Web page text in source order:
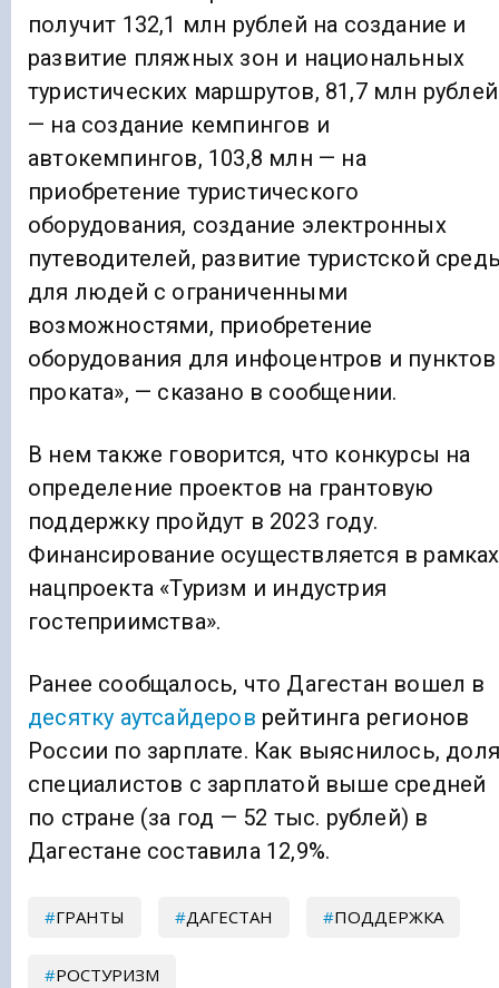
получит 132,1 млн рублей на создание и
развитие пляжных зон и национальных
туристических маршрутов, 81,7 млн рублей
— на создание кемпингов и
автокемпингов, 103,8 млн — на
приобретение туристического
оборудования, создание электронных
путеводителей, развитие туристской
для людей с ограниченными
возможностями, приобретение
оборудования для инфоцентров и пунктов
проката», — сказано в сообщении.
В нем также говорится, что конкурсы на
определение проектов на грантовую
поддержку пройдут в 2023 году.
Финансирование осуществляется в рамках
нацпроекта «Туризм и индустрия
гостеприимства».
Ранее сообщалось, что Дагестан вошел в
десятку аутсайдеров рейтинга регионов
России по зарплате. Как выяснилось, доля
специалистов с зарплатой выше средней
по стране (за год — 52 тыс. рублей) в
Дагестане составила 12,9%.
ГРАНТЫ ДАГЕСТАН ПОДДЕРЖКА
РОСТУРИЗМ